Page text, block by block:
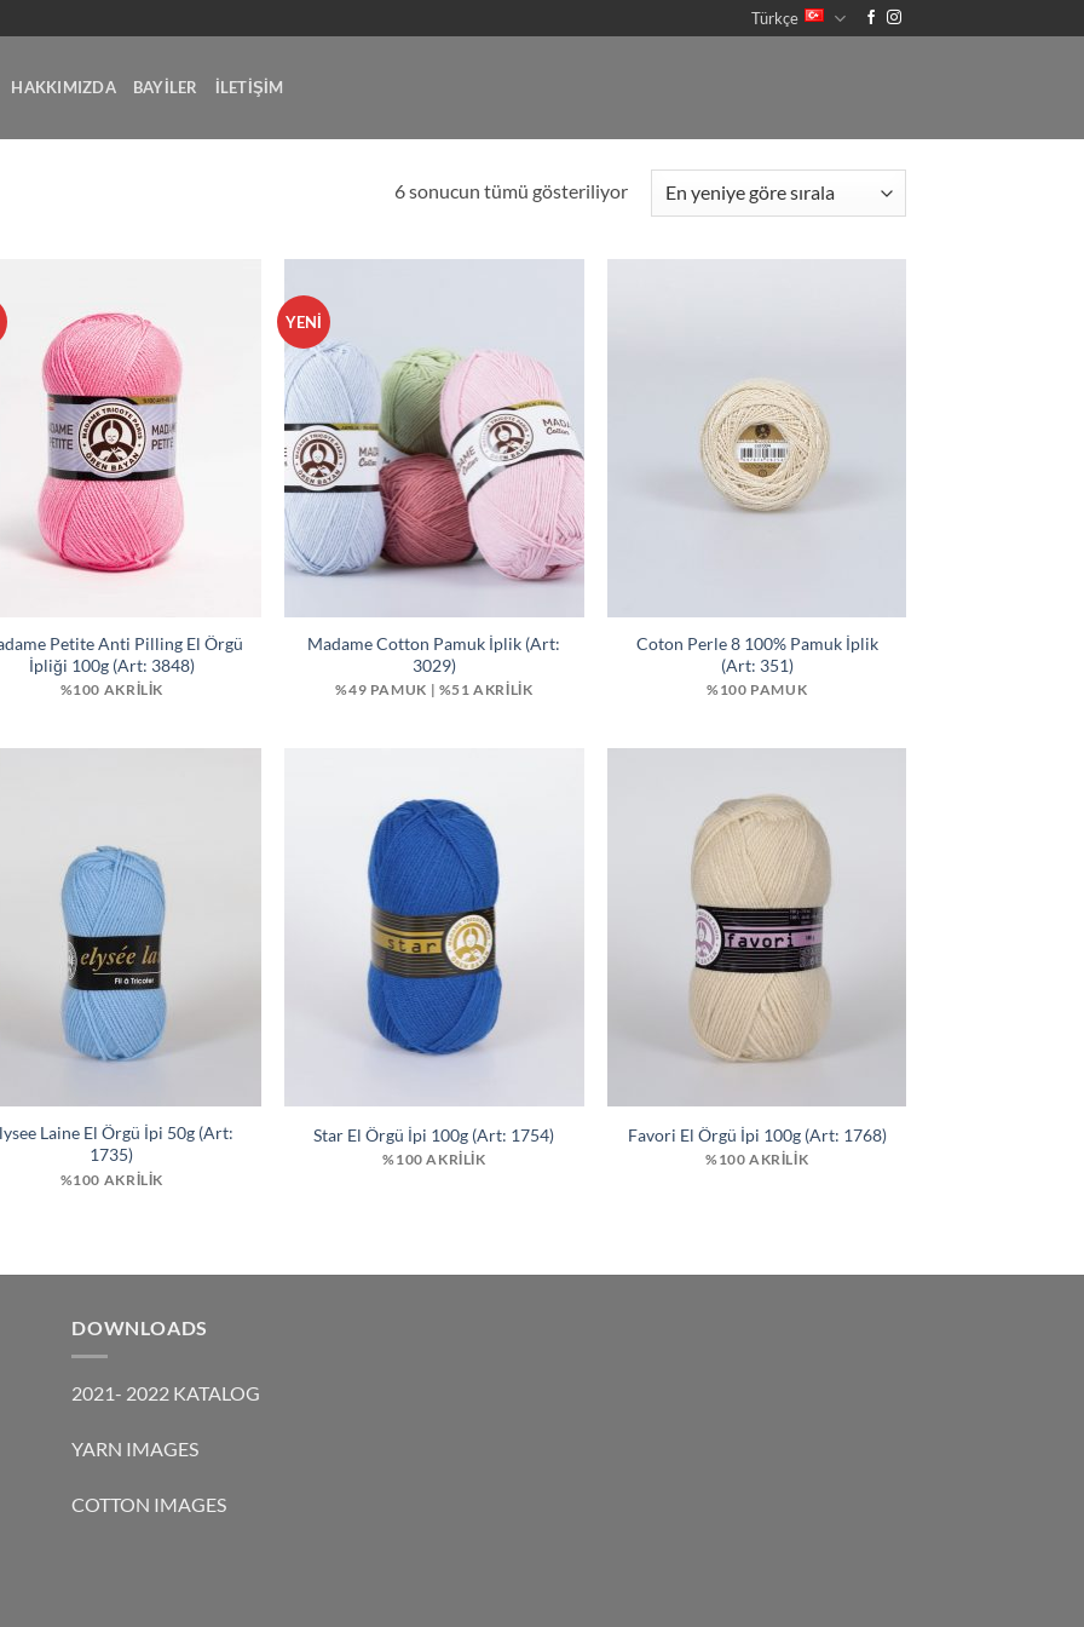
Türkçe
HAKKIMIZDA BAYİLER İLETİŞİM
6 sonucun tümü gösteriliyorEn
yeniye
Petite Anti Pilling El Örgü
İpliği 100g (Art: 3848)
%100 AKRİLİK
YENİ
Madame Cotton Pamuk İplik (Art:
3029)
%49 PAMUK | %51 AKRILIK
Coton Perle 8 100% Pamuk İplik
(Art: 351)
%100 PAMUK
Laine El Örgü İpi 50g (Art:
1735)
%100 AKRILIK
Star El Örgü İpi 100g (Art: 1754)
%100 AKRILIK
Favori El Örgü İpi 100g (Art: 1768)
%100 AKRILIK
DOWNLOADS
2021- 2022 KATALOG
YARN IMAGES
COTTON IMAGES